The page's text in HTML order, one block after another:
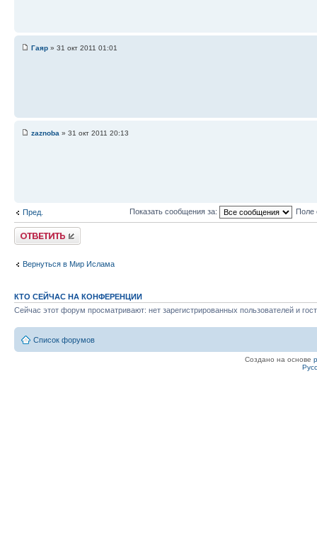
Гаяр » 31 окт 2011 01:01
zaznoba » 31 окт 2011 20:13
Пред. Показать сообщения за: Поле
Ответить
Вернуться в Мир Ислама
КТО СЕЙЧАС НА КОНФЕРЕНЦИИ
Сейчас этот форум просматривают: нет зарегистрированных пользователей и
Список форумов
Создано на основе